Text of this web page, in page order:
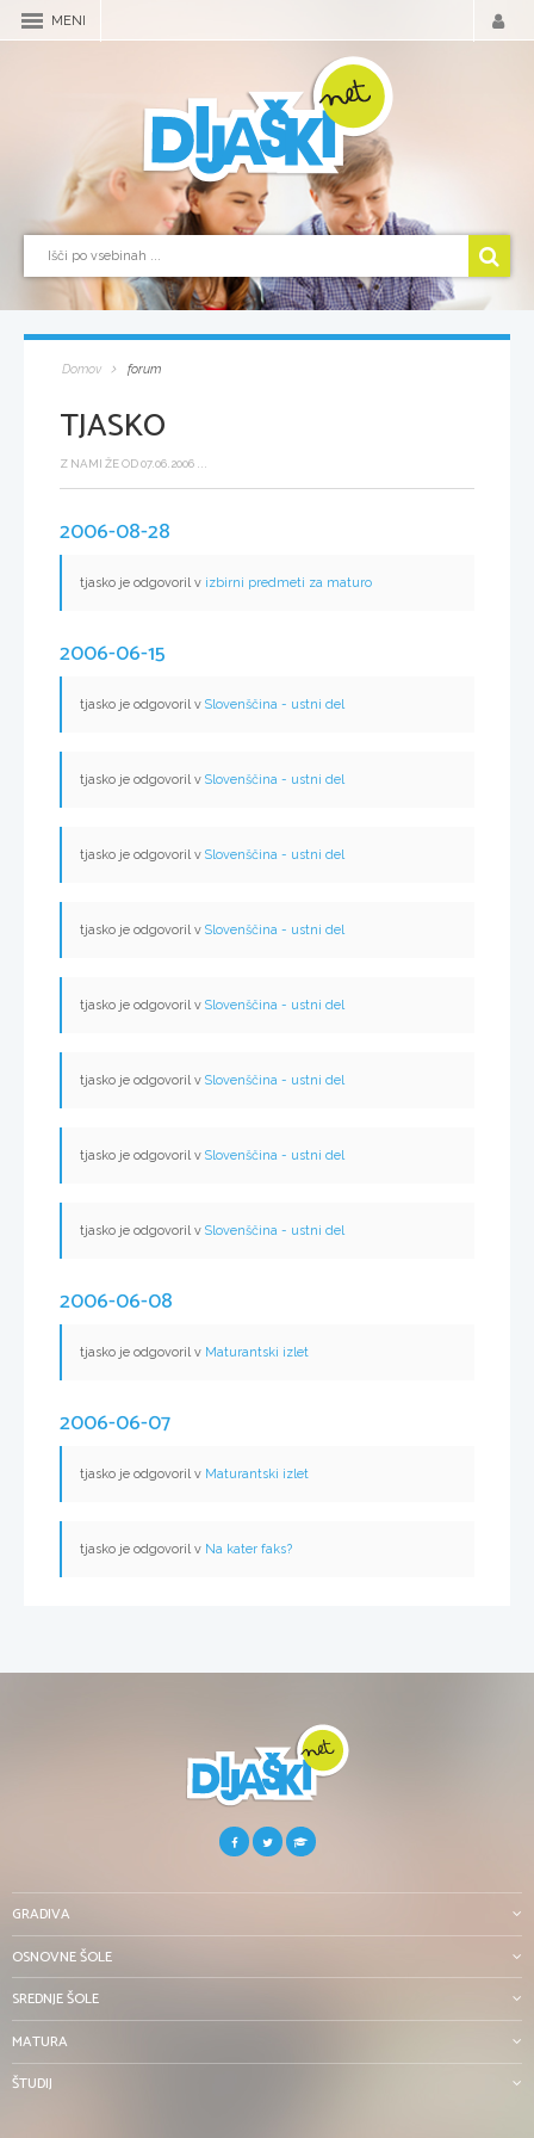
MENI
Domov forum
TJASKO
Z NAMI ŽE OD 07.06.2006 ...
2006-08-28
tjasko je odgovoril v izbirni predmeti za maturo
2006-06-15
tjasko je odgovoril v Slovenščina - ustni del
tjasko je odgovoril v Slovenščina - ustni del
tjasko je odgovoril v Slovenščina - ustni del
tjasko je odgovoril v Slovenščina - ustni del
tjasko je odgovoril v Slovenščina - ustni del
tjasko je odgovoril v Slovenščina - ustni del
tjasko je odgovoril v Slovenščina - ustni del
tjasko je odgovoril v Slovenščina - ustni del
2006-06-08
tjasko je odgovoril v Maturantski izlet
2006-06-07
tjasko je odgovoril v Maturantski izlet
tjasko je odgovoril v Na kater faks?
GRADIVA
OSNOVNE ŠOLE
SREDNJE ŠOLE
MATURA
ŠTUDIJ